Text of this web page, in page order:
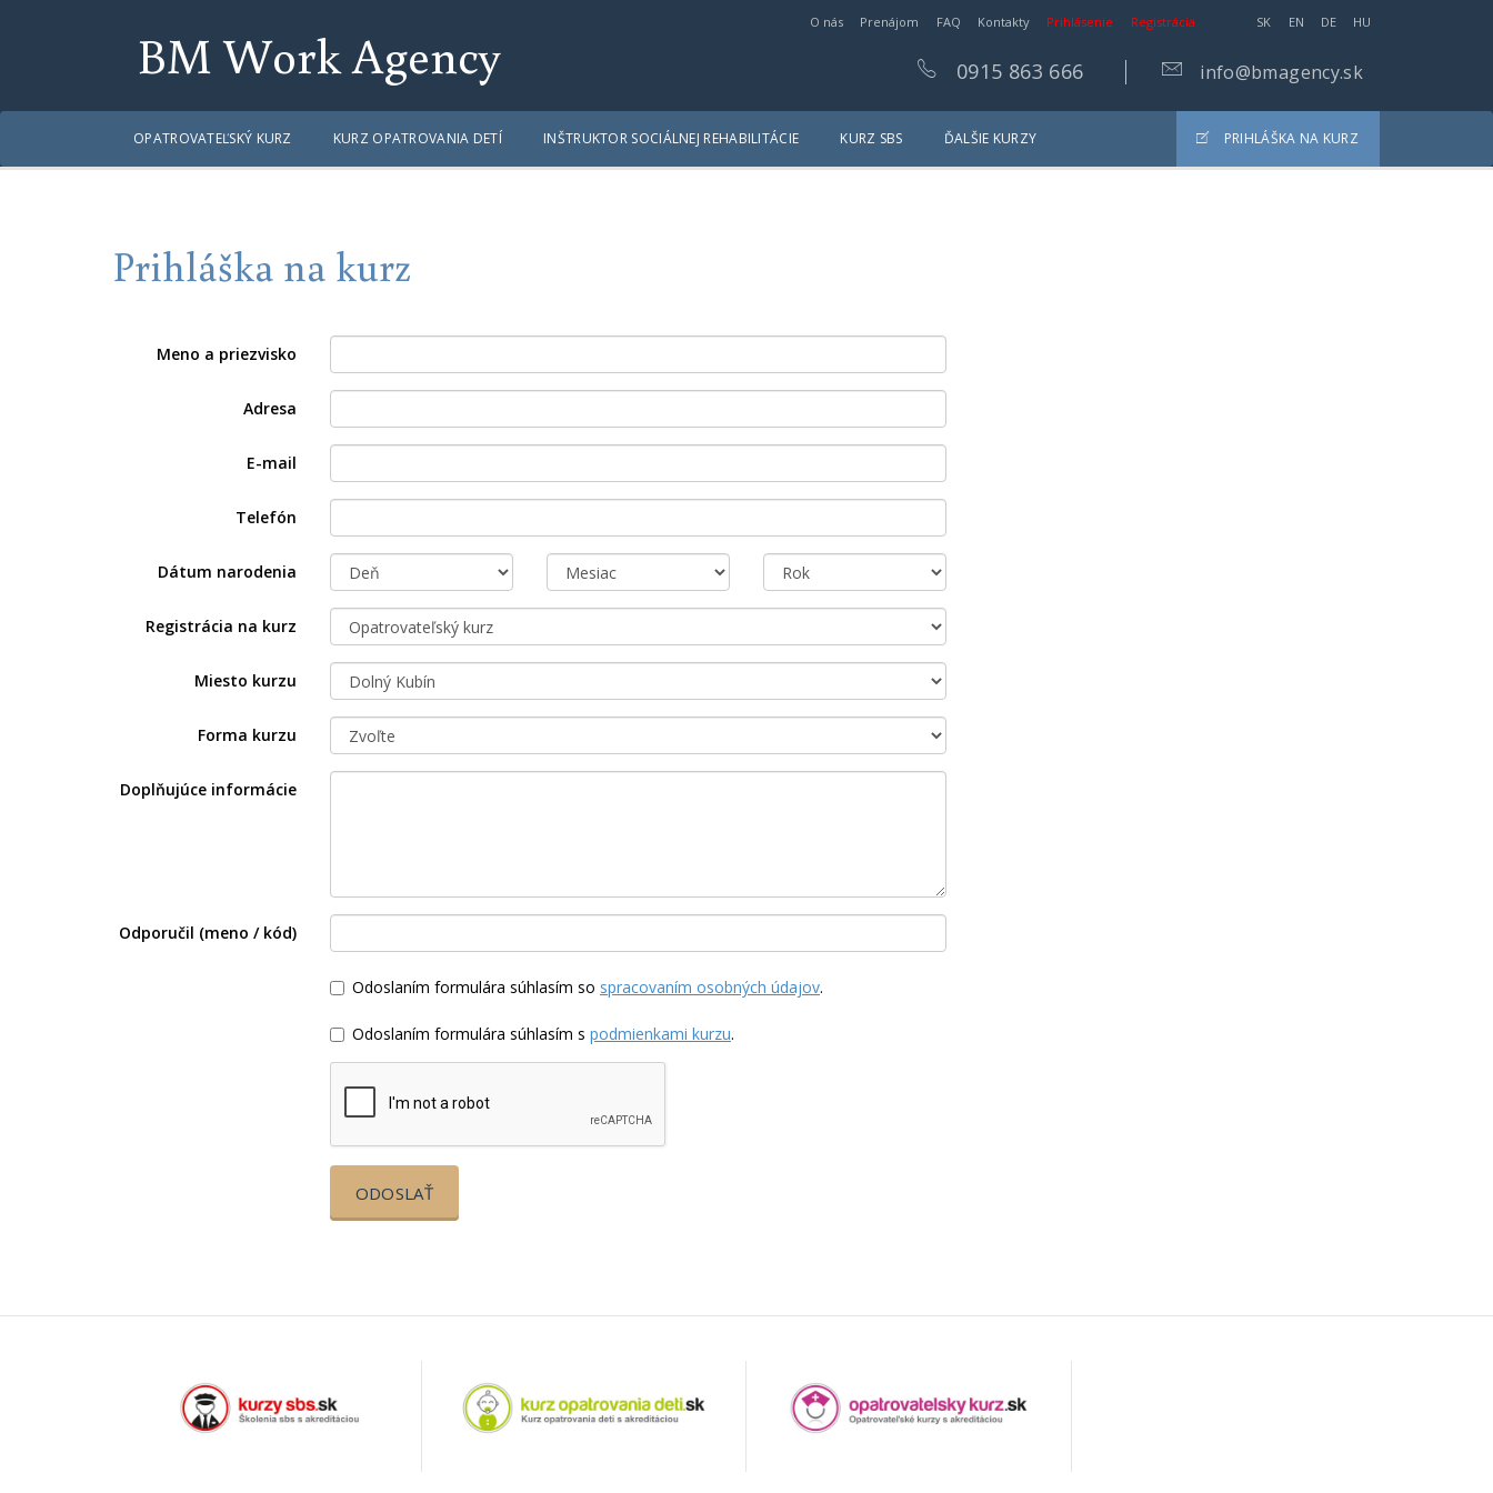
BM Work Agency
SK EN DE HU
O nás Prenájom FAQ Kontakty Prihlásenie Registrácia
0915 863 666 info@bmagency.sk
OPATROVATEĽSKÝ KURZ KURZ OPATROVANIA DETÍ INŠTRUKTOR SOCIÁLNEJ REHABILITÁCIE KURZ SBS ĎALŠIE KURZY PRIHLÁŠKA NA KURZ
Prihláška na kurz
Meno a priezvisko
Adresa
E-mail
Telefón
Dátum narodenia
Registrácia na kurz
Miesto kurzu
Forma kurzu
Doplňujúce informácie
Odporučil (meno / kód)
Odoslaním formulára súhlasím so spracovaním osobných údajov.
Odoslaním formulára súhlasím s podmienkami kurzu.
ODOSLAŤ